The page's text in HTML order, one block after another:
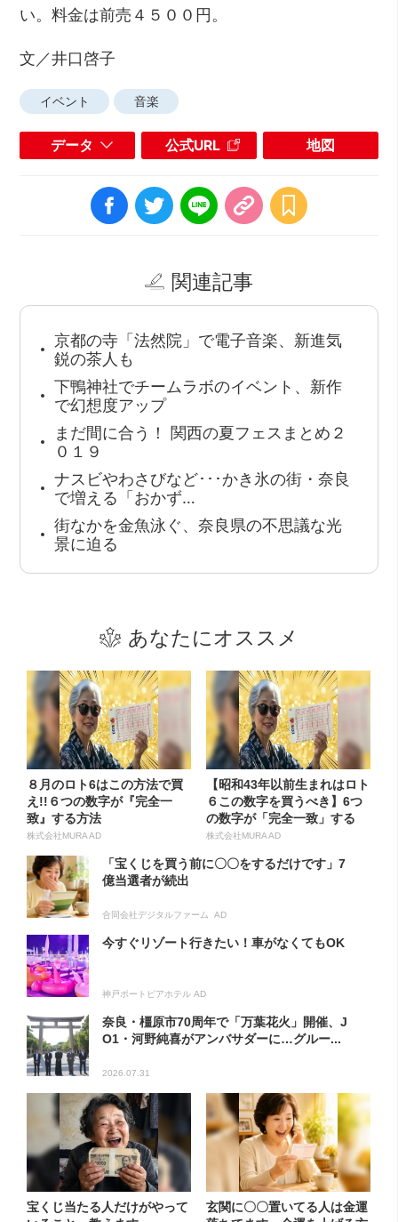
い。料金は前売４５００円。
文／井口啓子
イベント 音楽
データ 公式URL 地図
関連記事
京都の寺「法然院」で電子音楽、新進気
鋭の茶人も
下鴨神社でチームラボのイベント、新作
で幻想度アップ
まだ間に合う！ 関西の夏フェスまとめ２
０１９
ナスビやわさびなど･･･かき氷の街・奈良
で増える「おかず…
街なかを金魚泳ぐ、奈良県の不思議な光
景に迫る
あなたにオススメ
８月のロト6はこの方法で買
え!!６つの数字が『完全一
致』する方法
株式会社MURA AD
【昭和43年以前生まれはロト
６この数字を買うべき】6つ
の数字が「完全一致」する
方...
株式会社MURA AD
「宝くじを買う前に〇〇をするだけです」7
億当選者が続出
合同会社デジタルファーム AD
今すぐリゾート行きたい！車がなくてもOK
神戸ポートピアホテル AD
奈良・橿原市70周年で「万葉花火」開催、J
O1・河野純喜がアンバサダーに…グルー...
2026.07.31
宝くじ当たる人だけがやって
玄関に〇〇置いてる人は金運